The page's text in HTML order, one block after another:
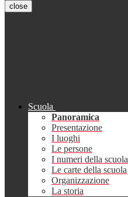
close
Scuola
Panoramica
Presentazione
I luoghi
Le persone
I numeri della scuola
Le carte della scuola
Organizzazione
La storia